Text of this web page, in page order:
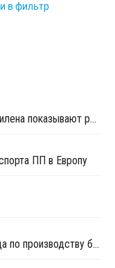
в фильтр
Казахстанские переработчики полипропилена показывают рекордные темпы развития
ПП в Европу
КазМунайГаз начал строительство завода по производству бутадиена и синтетического каучука